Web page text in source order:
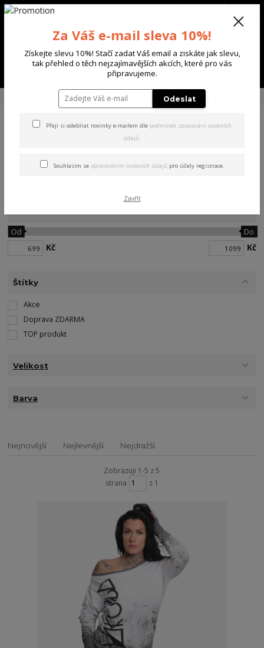
Menu
+420 702 136 620
TRIČKA DLOUHÝ RUKÁV
TRIČKA DLOUHÝ RUKÁV
Kč
Od Do
Kč
Štítky
Akce
Doprava ZDARMA
TOP produkt
Velikost
Barva
Nejnovější Nejlevnější Nejdražší
Zobrazuji 1-5 z 5
strana
z 1
Za Váš e-mail sleva 10%!
Získejte slevu 10%! Stačí zadat Váš email a ziskáte jak slevu,
tak přehled o těch nejzajímavějších akcích, které pro vás
připravujeme.
Odeslat
Přeji si odebírat novinky e-mailem dle podmínek zpracování osobních
údajů.
Souhlasím se zpracováním osobních údajů pro účely registrace.
Zavřít